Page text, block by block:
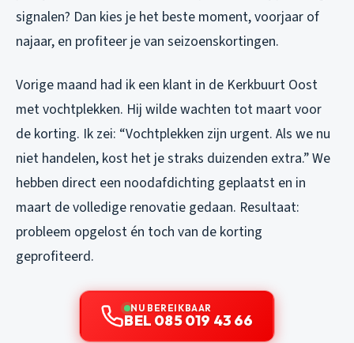
signalen? Dan kies je het beste moment, voorjaar of
najaar, en profiteer je van seizoenskortingen.
Vorige maand had ik een klant in de Kerkbuurt Oost
met vochtplekken. Hij wilde wachten tot maart voor
de korting. Ik zei: “Vochtplekken zijn urgent. Als we nu
niet handelen, kost het je straks duizenden extra.” We
hebben direct een noodafdichting geplaatst en in
maart de volledige renovatie gedaan. Resultaat:
probleem opgelost én toch van de korting
geprofiteerd.
NU BEREIKBAAR
BEL 085 019 43 66